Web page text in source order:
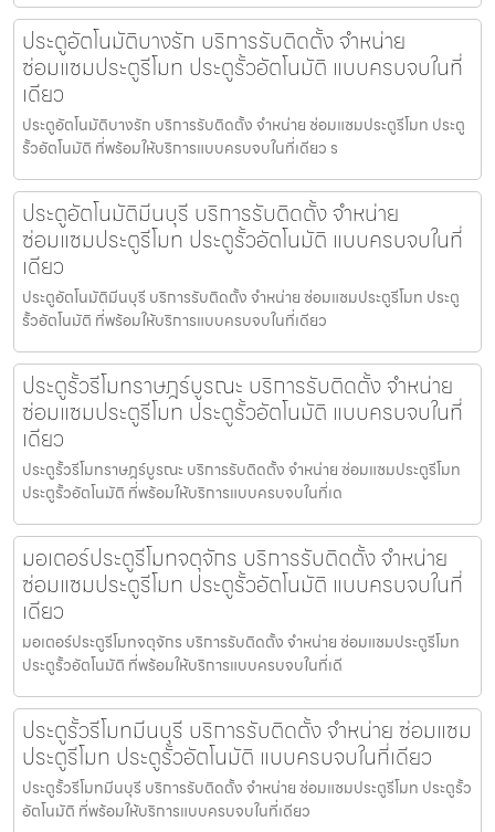
ประตูอัตโนมัติบางรัก บริการรับติดตั้ง จำหน่าย
ซ่อมแซมประตูรีโมท ประตูรั้วอัตโนมัติ แบบครบจบในที่
เดียว
ประตูอัตโนมัติบางรัก บริการรับติดตั้ง จำหน่าย ซ่อมแซมประตูรีโมท ประตู
รั้วอัตโนมัติ ที่พร้อมให้บริการแบบครบจบในที่เดียว ร
ประตูอัตโนมัติมีนบุรี บริการรับติดตั้ง จำหน่าย
ซ่อมแซมประตูรีโมท ประตูรั้วอัตโนมัติ แบบครบจบในที่
เดียว
ประตูอัตโนมัติมีนบุรี บริการรับติดตั้ง จำหน่าย ซ่อมแซมประตูรีโมท ประตู
รั้วอัตโนมัติ ที่พร้อมให้บริการแบบครบจบในที่เดียว
ประตูรั้วรีโมทราษฎร์บูรณะ บริการรับติดตั้ง จำหน่าย
ซ่อมแซมประตูรีโมท ประตูรั้วอัตโนมัติ แบบครบจบในที่
เดียว
ประตูรั้วรีโมทราษฎร์บูรณะ บริการรับติดตั้ง จำหน่าย ซ่อมแซมประตูรีโมท
ประตูรั้วอัตโนมัติ ที่พร้อมให้บริการแบบครบจบในที่เด
มอเตอร์ประตูรีโมทจตุจักร บริการรับติดตั้ง จำหน่าย
ซ่อมแซมประตูรีโมท ประตูรั้วอัตโนมัติ แบบครบจบในที่
เดียว
มอเตอร์ประตูรีโมทจตุจักร บริการรับติดตั้ง จำหน่าย ซ่อมแซมประตูรีโมท
ประตูรั้วอัตโนมัติ ที่พร้อมให้บริการแบบครบจบในที่เดี
ประตูรั้วรีโมทมีนบุรี บริการรับติดตั้ง จำหน่าย ซ่อมแซม
ประตูรีโมท ประตูรั้วอัตโนมัติ แบบครบจบในที่เดียว
ประตูรั้วรีโมทมีนบุรี บริการรับติดตั้ง จำหน่าย ซ่อมแซมประตูรีโมท ประตูรั้ว
อัตโนมัติ ที่พร้อมให้บริการแบบครบจบในที่เดียว